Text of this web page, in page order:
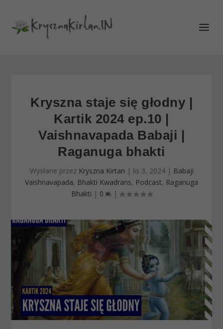
Kryszna staje się głodny |
Kartik 2024 ep.10 |
Vaishnavapada Babaji |
Raganuga bhakti
Wysłane przez Kryszna Kirtan | lis 3, 2024| Babaji
Vaishnavapada, Bhakti Kwadrans, Podcast, Raganuga
Bhakti | 0 |